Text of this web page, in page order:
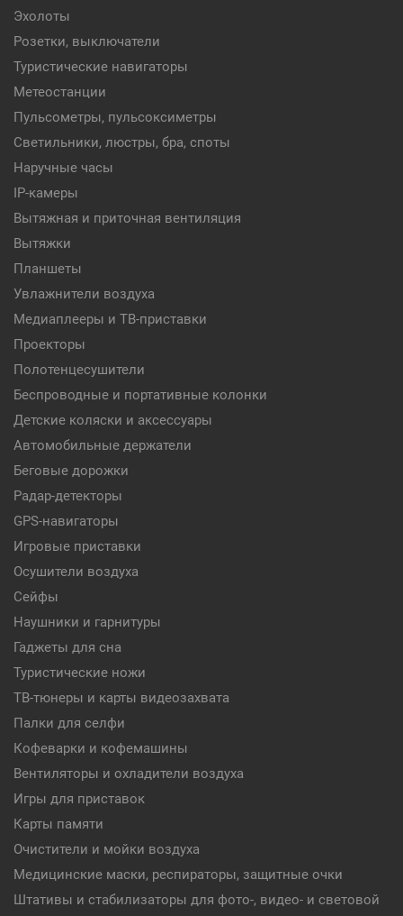
Эхолоты
Розетки, выключатели
Туристические навигаторы
Метеостанции
Пульсометры, пульсоксиметры
Светильники, люстры, бра, споты
Наручные часы
IP-камеры
Вытяжная и приточная вентиляция
Вытяжки
Планшеты
Увлажнители воздуха
Медиаплееры и ТВ-приставки
Проекторы
Полотенцесушители
Беспроводные и портативные колонки
Детские коляски и аксессуары
Автомобильные держатели
Беговые дорожки
Радар-детекторы
GPS-навигаторы
Игровые приставки
Осушители воздуха
Сейфы
Наушники и гарнитуры
Гаджеты для сна
Туристические ножи
ТВ-тюнеры и карты видеозахвата
Палки для селфи
Кофеварки и кофемашины
Вентиляторы и охладители воздуха
Игры для приставок
Карты памяти
Очистители и мойки воздуха
Медицинские маски, респираторы, защитные очки
Штативы и стабилизаторы для фото-, видео- и световой